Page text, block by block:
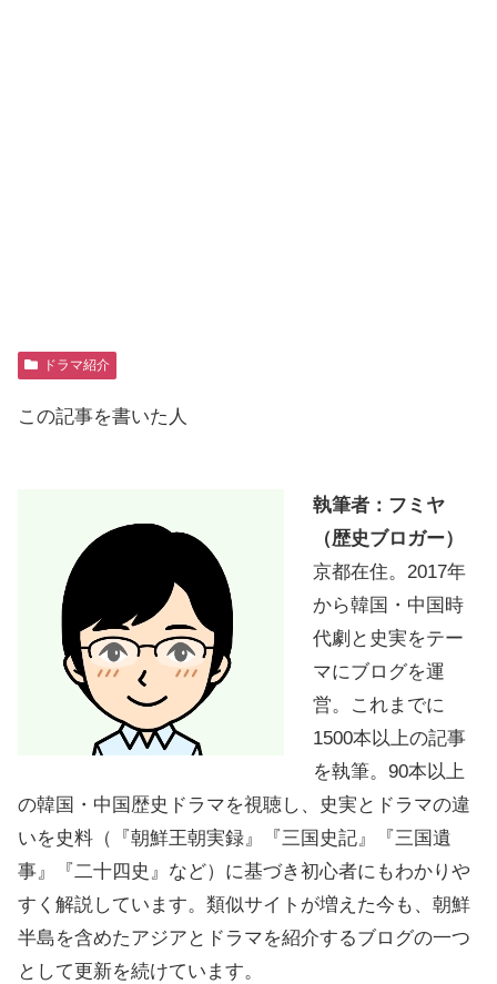
ドラマ紹介
この記事を書いた人
執筆者：フミヤ
（歴史ブロガー）
京都在住。2017年
から韓国・中国時
代劇と史実をテー
マにブログを運
営。これまでに
1500本以上の記事
を執筆。90本以上
の韓国・中国歴史ドラマを視聴し、史実とドラマの違
いを史料（『朝鮮王朝実録』『三国史記』『三国遺
事』『二十四史』など）に基づき初心者にもわかりや
すく解説しています。類似サイトが増えた今も、朝鮮
半島を含めたアジアとドラマを紹介するブログの一つ
として更新を続けています。